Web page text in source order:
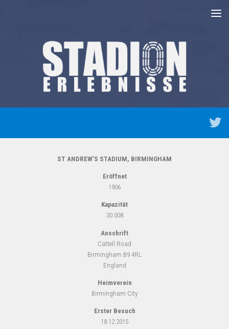
ST ANDREW’S STADIUM, BIRMINGHAM
Eröffnet
1906
Kapazität
30.008
Anschrift
Cattell Road
Birmingham B9 4RL
England
Heimverein
Birmingham City
Erster Besuch
18.12.2015